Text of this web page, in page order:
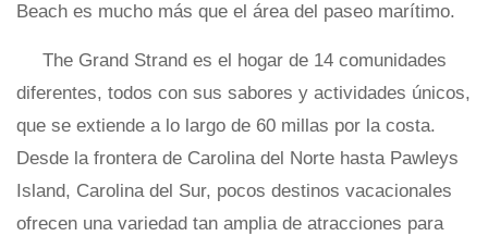
Beach es mucho más que el área del paseo marítimo.
The Grand Strand es el hogar de 14 comunidades
diferentes, todos con sus sabores y actividades únicos,
que se extiende a lo largo de 60 millas por la costa.
Desde la frontera de Carolina del Norte hasta Pawleys
Island, Carolina del Sur, pocos destinos vacacionales
ofrecen una variedad tan amplia de atracciones para